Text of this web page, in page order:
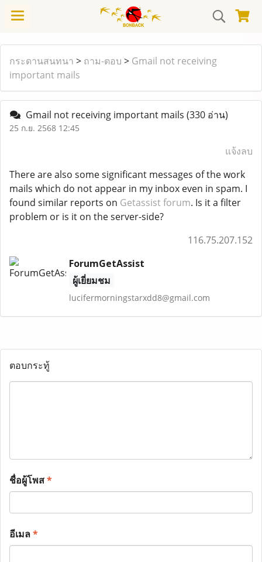
กระดานสนทนา > ถาม-ตอบ > Gmail not receiving
important mails
Gmail not receiving important mails (330 อ่าน)
25 ก.ย. 2568 12:45
แจ้งลบ
There are also some significant messages of the work
mails which do not appear in my inbox even in spam. I
found similar reports on Getassist forum. Is it a filter
problem or is it on the server-side?
116.75.207.152
ForumGetAssist
ผู้เยี่ยมชม
lucifermorningstarxdd8@gmail.com
ตอบกระทู้
ชื่อผู้โพส*
อีเมล*